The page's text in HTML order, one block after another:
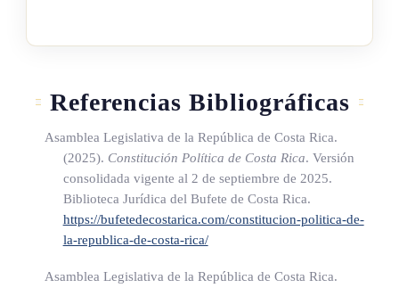
Referencias Bibliográficas
Asamblea Legislativa de la República de Costa Rica.
(2025). Constitución Política de Costa Rica. Versión
consolidada vigente al 2 de septiembre de 2025.
Biblioteca Jurídica del Bufete de Costa Rica.
https://bufetedecostarica.com/constitucion-politica-de-
la-republica-de-costa-rica/
Asamblea Legislativa de la República de Costa Rica.